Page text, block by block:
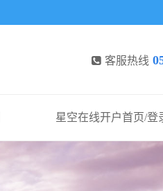
客服热线
星空在线开户首页/登